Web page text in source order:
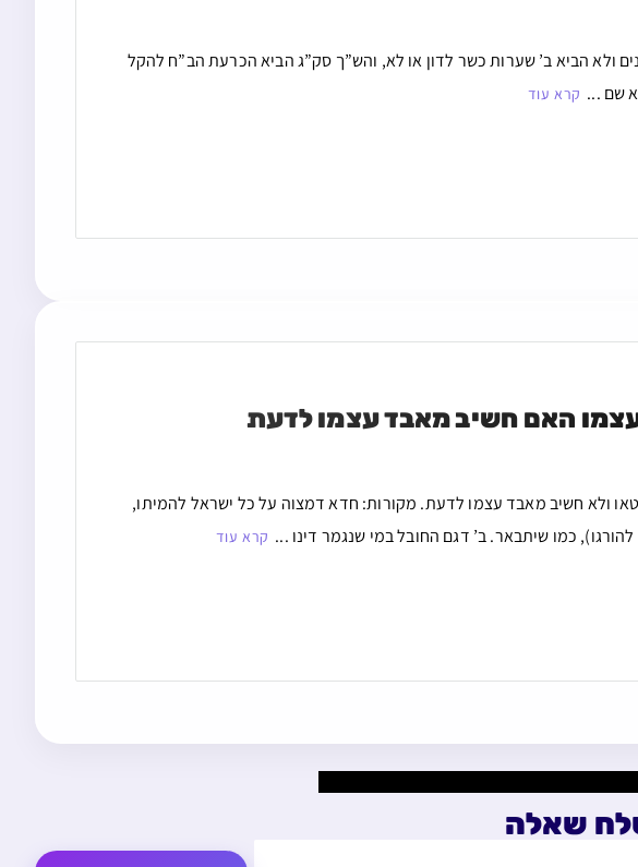
ולא הביא ב’ שערות כשר לדון או לא, והש”ך סק”ג הביא הכרעת הב”ח להקל
שם ... קרא עוד
עצמו האם חשיב מאבד עצמו לדעת
ולא חשיב מאבד עצמו לדעת. מקורות: חדא דמצוה על כל ישראל להמיתו,
כמו שיתבאר. ב’ דגם החובל במי שנגמר דינו ... קרא עוד
שאלה